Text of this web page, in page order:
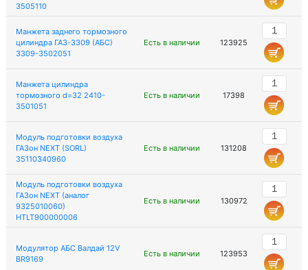
3505110
Манжета заднего тормозного
цилиндра ГАЗ-3309 (АБС)
3309-3502051
Есть в наличии 123925
Манжета цилиндра
тормозного d=32 2410-
3501051
Есть в наличии 17398
Модуль подготовки воздуха
ГАЗон NEXT (SORL)
35110340960
Есть в наличии 131208
Модуль подготовки воздуха
ГАЗон NEXT (аналог
9325010060)
HTLT900000006
Есть в наличии 130972
Модулятор АБС Валдай 12V
BR9169
Есть в наличии 123953